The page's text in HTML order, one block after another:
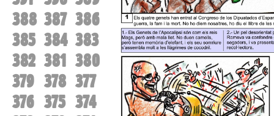
388 387 386
385 384 383
382 381 380
379 378 377
376 375 374